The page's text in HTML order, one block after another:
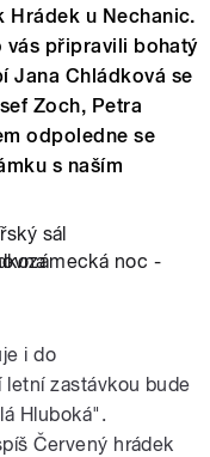
Hrádek u Nechanic.
vás připravili bohatý
Jana Chládková se
Zoch, Petra
odpoledne se
s naším
i do
letní zastávkou bude
Hluboká".
Červený hrádek